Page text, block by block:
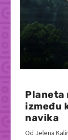
Planeta
između
navika
Od Jelena